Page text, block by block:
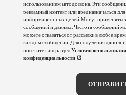
использованием автодозвона. Эти
рекламный контент или предназначаться
информационных целей. Могут
сообщений и данных. Частота сообщений
можете отказаться от рассылки в любое
каждом сообщении. Для получения
посетите наш разделУсловия
конфиденциальности